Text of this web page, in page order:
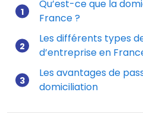
Mis à jour le 01/01/2021
Qu’est-ce que la
France ?
Les différents types
d’entreprise en
Les avantages de
domiciliation